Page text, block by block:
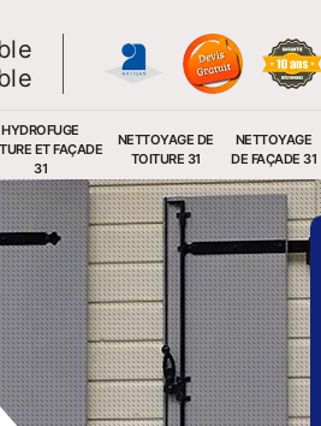
HYDROFUGE
ET FAÇADE
31
NETTOYAGE DE
TOITURE 31
NETTOYAGE
DE FAÇADE 31